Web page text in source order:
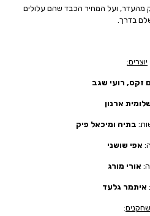
מהעדר, ועל המחיר הכבד שהם עלולים
בדרך.
יוצרים:
זקס, רועי שגב
ארנון
בתיה ומיכאל פיק
אפי שושני
אורי מורג
איתמר גלעד
שחקנים: